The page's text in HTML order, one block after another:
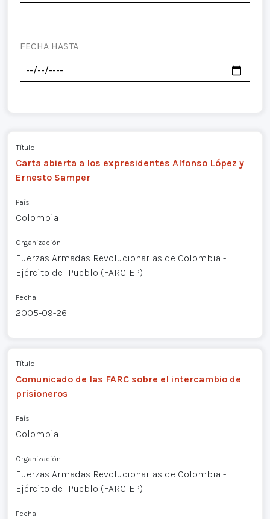
FECHA HASTA
Título
Carta abierta a los expresidentes Alfonso López y
Ernesto Samper
País
Colombia
Organización
Fuerzas Armadas Revolucionarias de Colombia -
Ejército del Pueblo (FARC-EP)
Fecha
2005-09-26
Título
Comunicado de las FARC sobre el intercambio de
prisioneros
País
Colombia
Organización
Fuerzas Armadas Revolucionarias de Colombia -
Ejército del Pueblo (FARC-EP)
Fecha